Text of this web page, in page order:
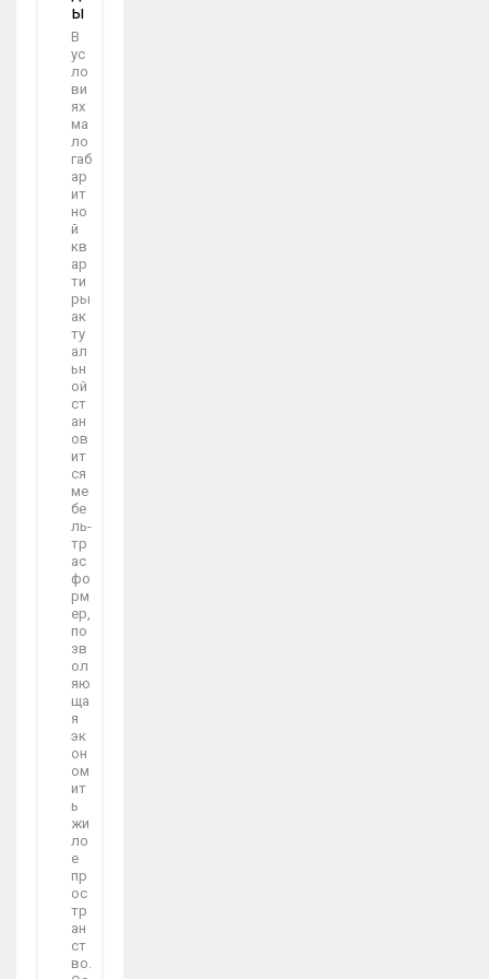
Ы
В
ус
ло
ви
ях
ма
ло
габ
ар
ит
но
й
кв
ар
ти
ры
ак
ту
ал
ьн
ой
ст
ан
ов
ит
ся
ме
бе
ль-
тр
ас
фо
рм
ер,
по
зв
ол
яю
ща
я
эк
он
ом
ит
ь
жи
ло
е
пр
ос
тр
ан
ст
во.